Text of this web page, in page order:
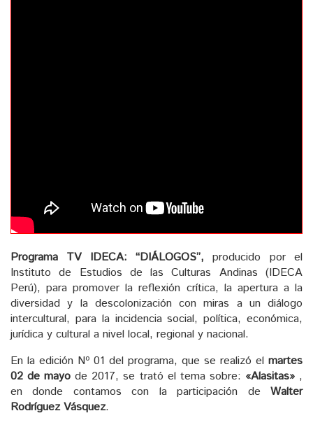
Programa TV IDECA: “DIÁLOGOS”,producido por el
Instituto de Estudios de las Culturas Andinas (IDECA
Perú), para promover la reflexión crítica, la apertura a la
diversidad y la descolonización con miras a un diálogo
intercultural, para la incidencia social, política, económica,
jurídica y cultural a nivel local, regional y nacional.
En la edición Nº 01 del programa, que se realizó el martes
02 de mayode 2017, se trató el tema sobre: «Alasitas»,
en donde contamos con la participación de Walter
Rodríguez Vásquez.